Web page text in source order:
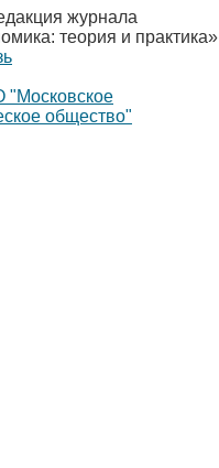
журнала
теория и практика»
"Московское
общество"